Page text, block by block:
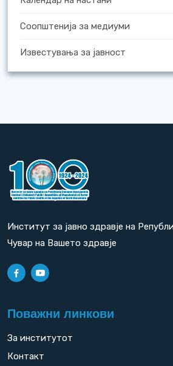
Соопштенија за медиуми
Известувања за јавност
Институт за јавно здравје на
Чувар на Вашето здравје
Поважни линкови
За институтот
Контакт